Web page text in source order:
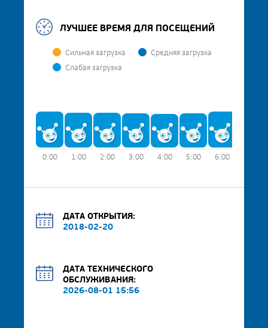
ЛУЧШЕЕ ВРЕМЯ ДЛЯ ПОСЕЩЕНИЙ
Сильная загрузка
Средняя загрузка
Слабая загрузка
0:00 1:00 2:00 3:00 4:00 5:00 6:00
ДАТА ОТКРЫТИЯ:
2018-02-20
ДАТА ТЕХНИЧЕСКОГО
ОБСЛУЖИВАНИЯ:
2026-08-01 15:56